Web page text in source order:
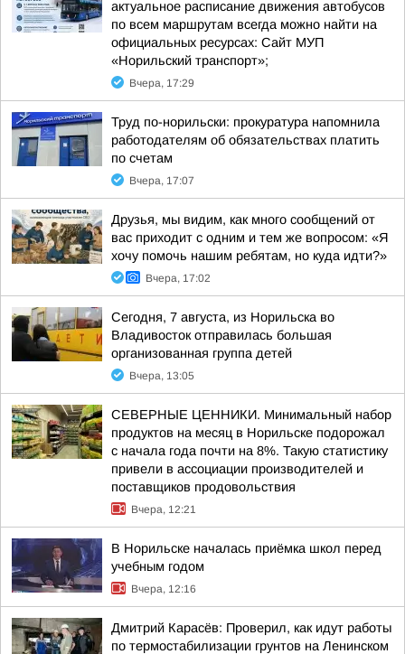
актуальное расписание движения автобусов
по всем маршрутам всегда можно найти на
официальных ресурсах: Сайт МУП
«Норильский транспорт»;
Вчера, 17:29
Труд по-норильски: прокуратура напомнила
работодателям об обязательствах платить
по счетам
Вчера, 17:07
Друзья, мы видим, как много сообщений от
вас приходит с одним и тем же вопросом: «Я
хочу помочь нашим ребятам, но куда идти?»
Вчера, 17:02
Сегодня, 7 августа, из Норильска во
Владивосток отправилась большая
организованная группа детей
Вчера, 13:05
СЕВЕРНЫЕ ЦЕННИКИ. Минимальный набор
продуктов на месяц в Норильске подорожал
с начала года почти на 8%. Такую статистику
привели в ассоциации производителей и
поставщиков продовольствия
Вчера, 12:21
В Норильске началась приёмка школ перед
учебным годом
Вчера, 12:16
Дмитрий Карасёв: Проверил, как идут работы
по термостабилизации грунтов на Ленинском